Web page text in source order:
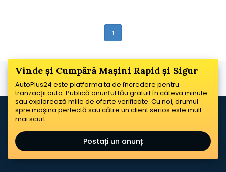
1
Vinde și Cumpără Mașini Rapid și Sigur
AutoPlus24 este platforma ta de încredere pentru
tranzacții auto. Publică anunțul tău gratuit în câteva minute
sau explorează miile de oferte verificate. Cu noi, drumul
spre mașina perfectă sau către un client serios este mult
mai scurt.
Postați un anunț